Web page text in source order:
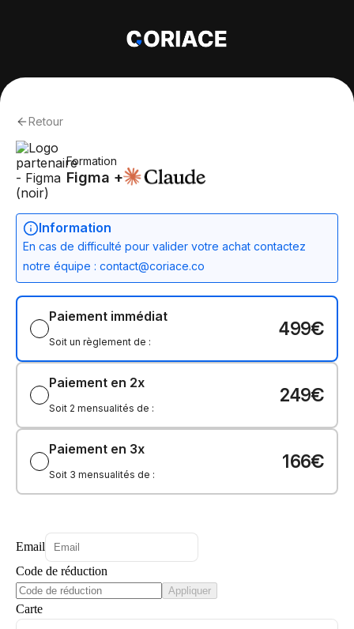
Retour
Formation
Figma +
Information
En cas de difficulté pour valider votre achat contactez
notre équipe : contact@coriace.co
Paiement immédiat
Soit un règlement de :
499€
Paiement en 2x
Soit 2 mensualités de :
249€
Paiement en 3x
Soit 3 mensualités de :
166€